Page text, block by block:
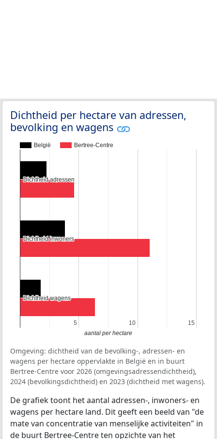
Dichtheid per hectare van adressen,
bevolking en wagens
België Bertree-Centre
5
5 10
10 15
15
Dichtheid adressen
Dichtheid adressen
Dichtheid inwoners
Dichtheid inwoners
Dichtheid wagens
Dichtheid wagens
aantal per hectare
Omgeving: dichtheid van de bevolking-, adressen- en
wagens per hectare oppervlakte in België en in buurt
Bertree-Centre voor 2026 (omgevingsadressendichtheid),
2024 (bevolkingsdichtheid) en 2023 (dichtheid met wagens).
De grafiek toont het aantal adressen-, inwoners- en
wagens per hectare land. Dit geeft een beeld van "de
mate van concentratie van menselijke activiteiten" in
de buurt Bertree-Centre ten opzichte van het